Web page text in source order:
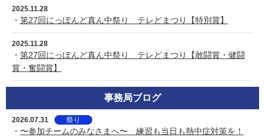
2025.11.28
・ 第27回にっぽんど真ん中祭り テレどまつり【特別賞】
2025.11.28
・ 第27回にっぽんど真ん中祭り テレどまつり【敢闘賞・健闘
賞・奮闘賞】
事務局ブログ
2026.07.31 祭り
・ 〜参加チームのみなさまへ〜 練習も当日も熱中症対策を！